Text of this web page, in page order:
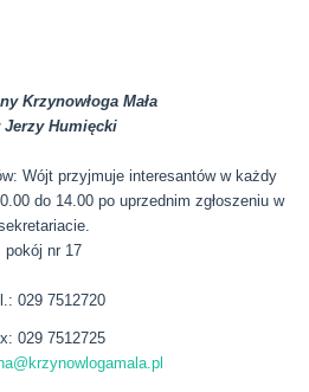
Krzynowłoga Mała
Jerzy Humięcki
Wójt przyjmuje interesantów w każdy
do 14.00 po uprzednim zgłoszeniu w
pokój nr 17
029 7512720
029 7512725